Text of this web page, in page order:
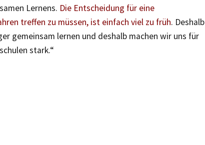
Lernens. Die Entscheidung für eine
treffen zu müssen, ist einfach viel zu früh. Deshalb
gemeinsam lernen und deshalb machen wir uns für
stark.“